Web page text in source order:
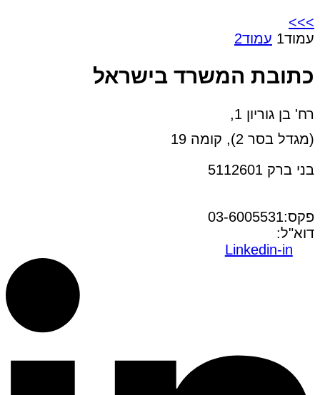
>>>
עמוד1 עמוד2
כתובת המשרד בישראל
רח' בן גוריון 1,
(מגדל בסר 2), קומה 19
בני ברק 5112601
פקס:03-6005531
דוא"ל:
Linkedin-in